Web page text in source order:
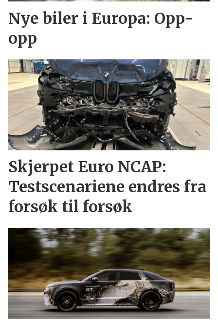
Nye biler i Europa: Opp-
opp
Skjerpet Euro NCAP:
Testscenariene endres fra
forsøk til forsøk